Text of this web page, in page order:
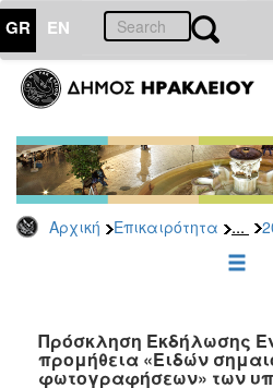
GR EN
Αρχική Επικαιρότητα ...
ΕΠΙΚΑΙΡΟΤΗΤΑ
-
Δημοπρασίες
Αρχείο
2026
2022
Πρόσκληση Εκδήλωσης
προμήθεια «Ειδών
φωτογραφήσεων» των